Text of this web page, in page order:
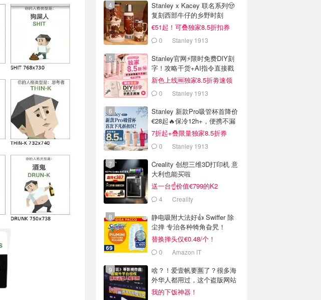
Stanley x Kacey 联名系列🤠
复刻西部牛仔的乡野时刻
€51起！可叠独家8.5折扣券
0 Stanley 1913
Stanley官网⚡️限时免费DIY刻
字！攻略干货+AI指令直接戳
新色上线🆓独家8.5折劵速领
0 Stanley 1913
Stanley 新款Pro吸管杯首降价
€28起🔥保冷12h+，便携不漏
水
7折起+叠限量独家8.5折券
0 Stanley 1913
Creality 创想三维3D打印机 意
大利也能买啦
送一台☝️价值€799的K2
Combo！
4 Creality
静电吸附大法好👍 Swiffer 除
尘掸 专治各种犄角旮旯！
替换掸头仅€0.48/个！
0 Amazon IT
啥？！爱壹帆要🈚️了？很多海
外华人都用过，这个盗版网站
老板被判4年半
我的下饭神器！